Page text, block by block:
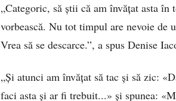
„Categoric, să știi că am învățat asta
vorbească. Nu tot timpul are nevoie de
Vrea să se descarce.”, a spus Denise
„Și atunci am învățat să tac și să zic:
faci asta și ar fi trebuit...» și spunea: